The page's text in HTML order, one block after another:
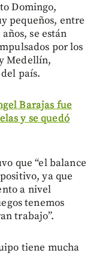
Domingo,
pequeños, entre
se están
por los
Medellín,
país.
Barajas fue
y se quedó
que “el balance
ya que
a nivel
tenemos
trabajo”.
tiene mucha